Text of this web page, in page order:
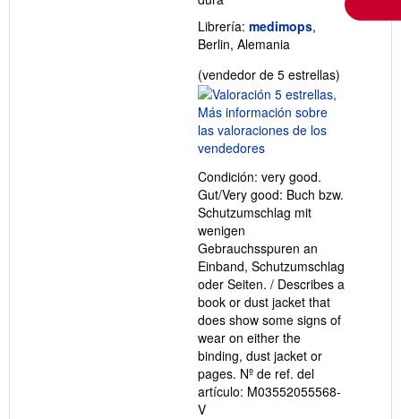
Librería: medimops,
Berlin, Alemania
(vendedor de 5 estrellas)
Condición: very good.
Gut/Very good: Buch bzw.
Schutzumschlag mit
wenigen
Gebrauchsspuren an
Einband, Schutzumschlag
oder Seiten. / Describes a
book or dust jacket that
does show some signs of
wear on either the
binding, dust jacket or
pages. Nº de ref. del
artículo: M03552055568-
V